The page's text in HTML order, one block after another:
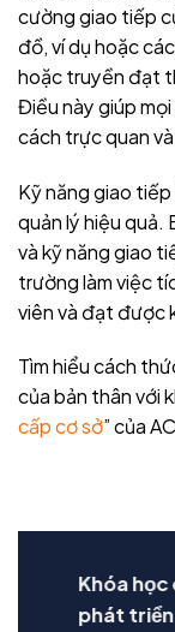
cường giao tiếp
đồ, ví dụ hoặc
hoặc truyền đạt
Điều này giúp
cách trực quan
Kỹ năng giao
quản lý hiệu quả.
và kỹ năng giao
trường làm việc
viên và đạt được
Tìm hiểu cách
của bản thân với
cấp cơ sở” của
Khóa học
phát